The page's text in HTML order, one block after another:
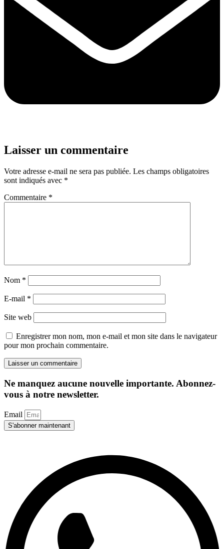
Laisser un commentaire
Votre adresse e-mail ne sera pas publiée. Les champs obligatoires
sont indiqués avec *
Commentaire *
Nom *
E-mail *
Site web
Enregistrer mon nom, mon e-mail et mon site dans le navigateur
pour mon prochain commentaire.
Ne manquez aucune nouvelle importante. Abonnez-
vous à notre newsletter.
Email
S'abonner maintenant